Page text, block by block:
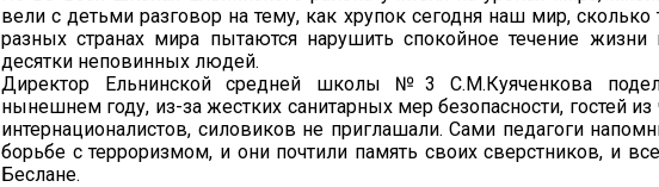
вели с детьми разговор на тему, как хрупок сегодня наш мир, сколько
разных странах мира пытаются нарушить спокойное течение жизни
десятки неповинных людей.
Директор Ельнинской средней школы №3 С.М.Куяченкова
нынешнем году, из-за жестких санитарных мер безопасности, гостей
интернационалистов, силовиков не приглашали. Сами педагоги
борьбе с терроризмом, и они почтили память своих сверстников, и
Беслане.